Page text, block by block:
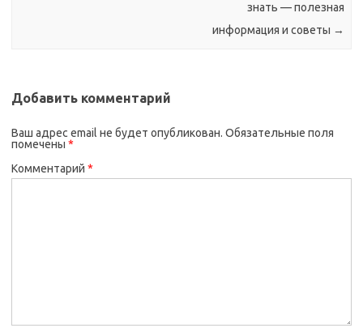
знать — полезная
информация и советы →
Добавить комментарий
Ваш адрес email не будет опубликован. Обязательные поля
помечены *
Комментарий *